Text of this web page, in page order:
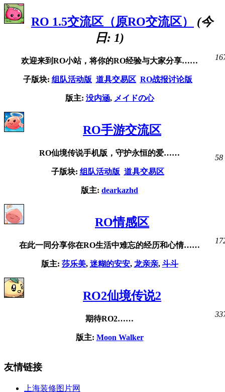
RO 1.5交流区（原RO交流区）
(今
日: 1)
欢迎来到RO小站，将你的RO经验与大家分享……
子版块: 组队活动版 道具交易区 RO战报讨论版
版主: 没内涵, メイドの心
RO手游交流区
RO仙境传说手机版，守护永恒的爱……
子版块: 组队活动版 道具交易区
版主: dearkazhd
58
RO情感区
在此一同分享你在RO生活中难忘的经历和心情……
版主: 莎乐美, 迷糊的安安, 龙亲亲, 斗斗
RO2仙境传说2
期待RO2……
版主: Moon Walker
友情链接
上海装修图片网